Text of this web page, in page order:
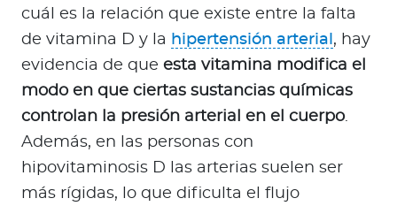
cuál es la relación que existe entre la falta
de vitamina D y la hipertensión arterial , hay
evidencia de que esta vitamina modifica el
modo en que ciertas sustancias químicas
controlan la presión arterial en el cuerpo.
Además, en las personas con
hipovitaminosis D las arterias suelen ser
más rígidas, lo que dificulta el flujo